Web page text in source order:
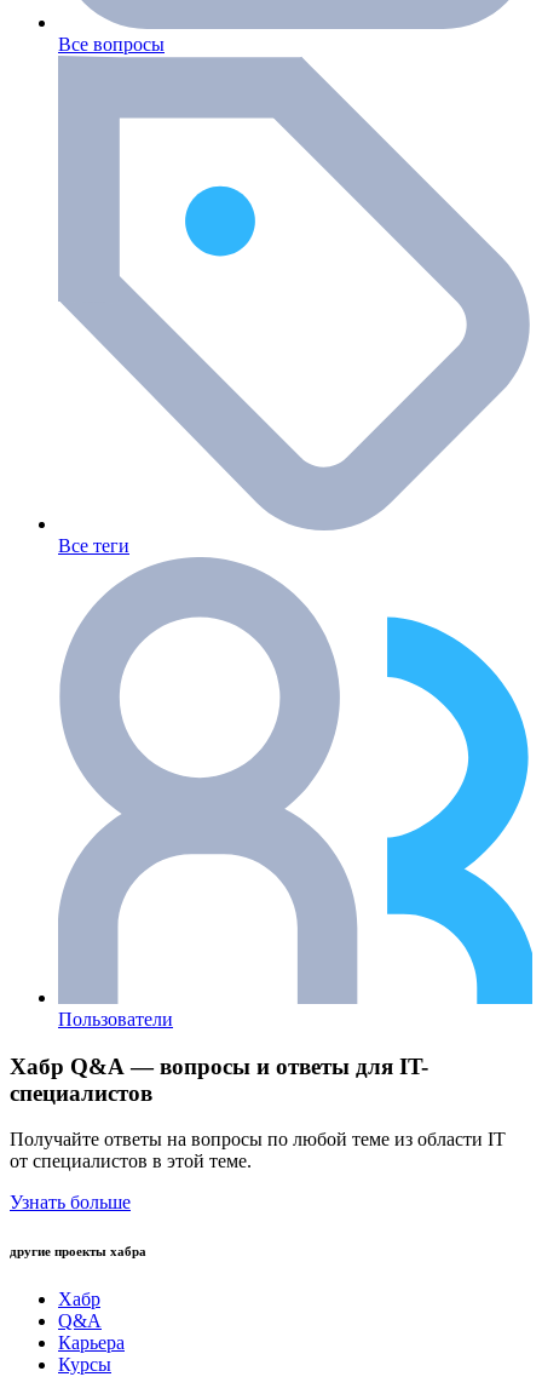
Все вопросы
Все теги
Пользователи
Хабр Q&A — вопросы и ответы для IT-
специалистов
Получайте ответы на вопросы по любой теме из области IT
от специалистов в этой теме.
Узнать больше
другие проекты хабра
Хабр
Q&A
Карьера
Курсы